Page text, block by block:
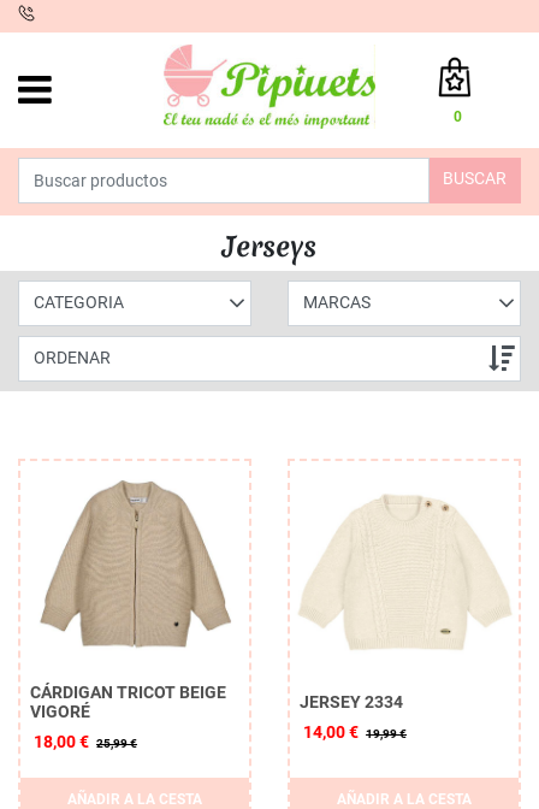
0
Total:
0,00 €
VER CESTA
BUSCAR
Jerseys
CATEGORIA
Borrar
MARCAS
ORDENAR
CÁRDIGAN TRICOT BEIGE
VIGORÉ
18,00 € 25,99 €
AÑADIR A LA CESTA
JERSEY 2334
14,00 € 19,99 €
AÑADIR A LA CESTA